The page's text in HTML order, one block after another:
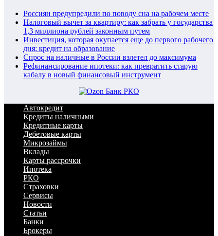
Россиян предупредили по поводу сна на рабочем месте
Налоговый вычет за квартиру: как забрать у государства
1,3 миллиона рублей законным путем
Инвестиция, которая окупается еще до первого рабочего
дня: кредит на образование
Спрос на наличные в России взлетел до максимума
Рефинансирование ипотеки: как превратить старую
кабалу в новый финансовый инструмент
Автокредит
Кредиты наличными
Кредитные карты
Дебетовые карты
Микрозаймы
Вклады
Карты рассрочки
Ипотека
РКО
Страховки
Сервисы
Новости
Статьи
Банки
Брокеры